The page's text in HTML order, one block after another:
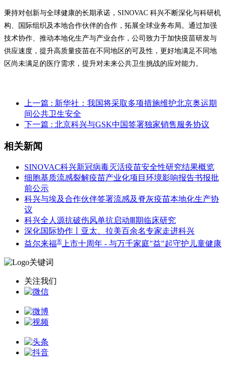
秉持对创新与全球健康的长期承诺，SINOVAC 科兴不断深化与科研机
构、国际组织及本地合作伙伴的合作，拓展全球业务布局。通过加强
技术协作、推动本地化生产与产业合作，公司致力于加快疫苗研发与
供应速度，提升高质量疫苗在不同地区的可及性，更好地满足不同地
区尚未满足的医疗需求，提升对未来公共卫生挑战的应对能力。
上一篇 : 新华社：我国将采取多项措施维护北京奥运期
间公共卫生安全
下一篇 : 北京科兴与GSK中国签署独家销售服务协议
相关新闻
SINOVAC科兴新冠病毒灭活疫苗安全性研究结果概览
细胞基质流感裂解疫苗产业化项目环境影响报告书报批
前公示
科兴与埃及合作伙伴签署流感及脊灰疫苗本地化生产协
议
科兴全人源抗破伤风单抗启动Ⅲ期临床研究
深化国际协作丨亚太、拉美百余名专家走进科兴
益尔来福® 上市十周年 - 与万千家庭"益"起守护儿童健康
关注我们